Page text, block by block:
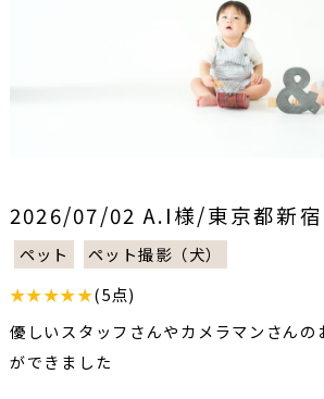
2026/07/02 A.I様/東京都新宿
ペット
ペット撮影（犬）
★★★★★(5点)
優しいスタッフさんやカメラマンさん
ができました